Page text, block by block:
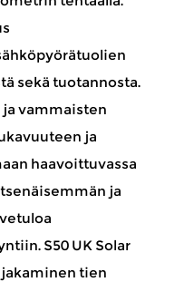
sekä tuotannosta.
vammaisten
ja
haavoittuvassa
ja
S50 UK Solar
tien